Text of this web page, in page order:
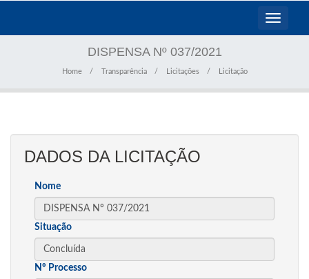
Toggle
DISPENSA Nº 037/2021
Home Transparência Licitações Licitação
DADOS DA LICITAÇÃO
Nome
Situação
Nº Processo